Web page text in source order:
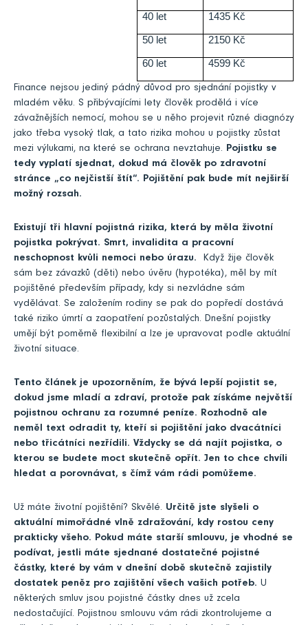
40 let 1435 Kč
50 let 2150 Kč
60 let 4599 Kč
Finance nejsou jediný pádný důvod pro sjednání pojistky v
mladém věku. S přibývajícími lety člověk prodělá i více
závažnějších nemocí, mohou se u něho projevit různé diagnózy
jako třeba vysoký tlak, a tato rizika mohou u pojistky zůstat
mezi výlukami, na které se ochrana nevztahuje. Pojistku se
tedy vyplatí sjednat, dokud má člověk po zdravotní
stránce „co nejčistší štít“. Pojištění pak bude mít nejširší
možný rozsah.
Existují tři hlavní pojistná rizika, která by měla životní
pojistka pokrývat. Smrt, invalidita a pracovní
neschopnost kvůli nemoci nebo úrazu. Když žije člověk
sám bez závazků (děti) nebo úvěru (hypotéka), měl by mít
pojištěné především případy, kdy si nezvládne sám
vydělávat. Se založením rodiny se pak do popředí dostává
také riziko úmrtí a zaopatření pozůstalých. Dnešní pojistky
umějí být poměrně flexibilní a lze je upravovat podle aktuální
životní situace.
Tento článek je upozorněním, že bývá lepší pojistit se,
dokud jsme mladí a zdraví, protože pak získáme největší
pojistnou ochranu za rozumné peníze. Rozhodně ale
neměl text odradit ty, kteří si pojištění jako dvacátníci
nebo třicátníci nezřídili. Vždycky se dá najít pojistka, o
kterou se budete moct skutečně opřít. Jen to chce chvíli
hledat a porovnávat, s čímž vám rádi pomůžeme.
Už máte životní pojištění? Skvělé. Určitě jste slyšeli o
aktuální mimořádné vlně zdražování, kdy rostou ceny
prakticky všeho. Pokud máte starší smlouvu, je vhodné se
podívat, jestli máte sjednané dostatečné pojistné
částky, které by vám v dnešní době skutečně zajistily
dostatek peněz pro zajištění všech vašich potřeb. U
některých smluv jsou pojistné částky dnes už zcela
nedostačující. Pojistnou smlouvu vám rádi zkontrolujeme a